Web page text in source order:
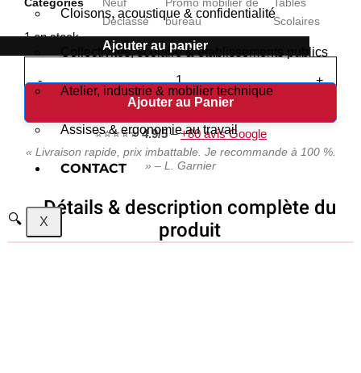
Cloisons, acoustique & confidentialité
Collectivités, scolaire & établissements publics
Atelier, industrie & mobilier technique
Assises & ergonomie au travail
CONTACT
X
Déclassé
,
bureau
,
Scolaires
1 en stock
- +
Ajouter au panier
Ajouter au Panier
⭐⭐⭐⭐⭐4.9/5–+80 avis Google
« Livraison rapide, prix imbattable. Je recommande à 100 %.
» – L. Garnier
Détails & description complète du
produit